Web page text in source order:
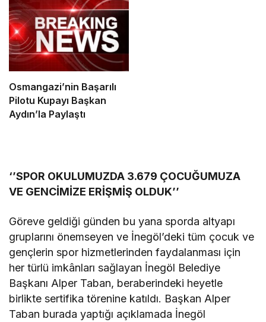
Osmangazi’nin Başarılı
Pilotu Kupayı Başkan
Aydın’la Paylaştı
‘’SPOR OKULUMUZDA 3.679 ÇOCUĞUMUZA
VE GENCİMİZE ERİŞMİŞ OLDUK’’
Göreve geldiği günden bu yana sporda altyapı
gruplarını önemseyen ve İnegöl’deki tüm çocuk ve
gençlerin spor hizmetlerinden faydalanması için
her türlü imkânları sağlayan İnegöl Belediye
Başkanı Alper Taban, beraberindeki heyetle
birlikte sertifika törenine katıldı. Başkan Alper
Taban burada yaptığı açıklamada İnegöl